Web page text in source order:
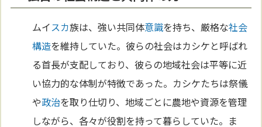
ムイスカ族は、強い共同体意識を持ち、厳格な社会
構造を維持していた。彼らの社会はカシケと呼ばれ
る首長が支配しており、彼らの地域社会は平等に近
い協力的な体制が特徴であった。カシケたちは祭儀
や政治を取り仕切り、地域ごとに農地や資源を管理
しながら、各々が役割を持って暮らしていた。ま